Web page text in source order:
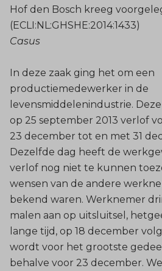
Hof den Bosch kreeg
(ECLI:NL:GHSHE:2014:1433)
Casus
In deze zaak ging het om een
productiemedewerker in de
levensmiddelenindustrie.
op 25 september 2013 verlof
23 december tot en met 31
Dezelfde dag heeft de
verlof nog niet te kunnen
wensen van de andere
bekend waren. Werknemer
malen aan op uitsluitsel,
lange tijd, op 18 december
wordt voor het grootste
behalve voor 23 december.